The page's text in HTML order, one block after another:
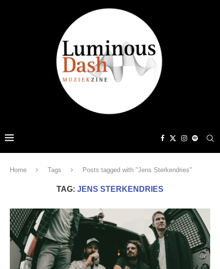
Home Tags Posts tagged with "Jens Sterkendries"
TAG: JENS STERKENDRIES